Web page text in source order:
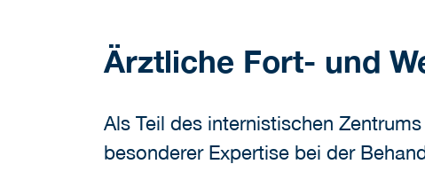
Ärztliche Fort- und
Als Teil des internistischen
besonderer Expertise bei der